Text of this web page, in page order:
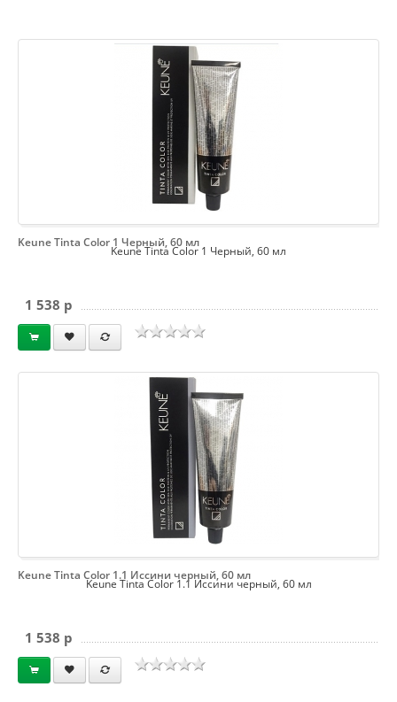
Keune Tinta Color 1 Черный, 60 мл
Keune Tinta Color 1 Черный, 60 мл
1 538 p
Keune Tinta Color 1.1 Иссини черный, 60 мл
Keune Tinta Color 1.1 Иссини черный, 60 мл
1 538 p